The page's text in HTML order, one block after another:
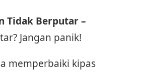
Tidak Berputar –
Jangan panik!
memperbaiki kipas